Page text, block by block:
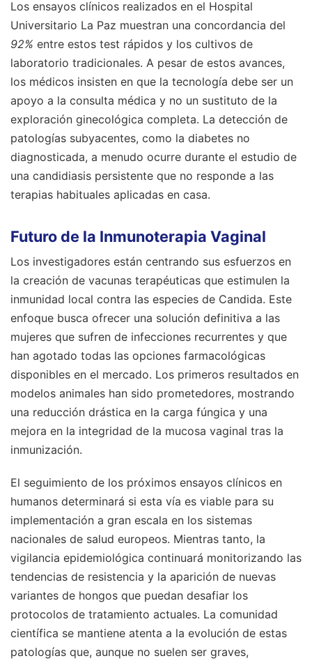
Los ensayos clínicos realizados en el Hospital
Universitario La Paz muestran una concordancia del
92% entre estos test rápidos y los cultivos de
laboratorio tradicionales. A pesar de estos avances,
los médicos insisten en que la tecnología debe ser un
apoyo a la consulta médica y no un sustituto de la
exploración ginecológica completa. La detección de
patologías subyacentes, como la diabetes no
diagnosticada, a menudo ocurre durante el estudio de
una candidiasis persistente que no responde a las
terapias habituales aplicadas en casa.
Futuro de la Inmunoterapia Vaginal
Los investigadores están centrando sus esfuerzos en
la creación de vacunas terapéuticas que estimulen la
inmunidad local contra las especies de Candida. Este
enfoque busca ofrecer una solución definitiva a las
mujeres que sufren de infecciones recurrentes y que
han agotado todas las opciones farmacológicas
disponibles en el mercado. Los primeros resultados en
modelos animales han sido prometedores, mostrando
una reducción drástica en la carga fúngica y una
mejora en la integridad de la mucosa vaginal tras la
inmunización.
El seguimiento de los próximos ensayos clínicos en
humanos determinará si esta vía es viable para su
implementación a gran escala en los sistemas
nacionales de salud europeos. Mientras tanto, la
vigilancia epidemiológica continuará monitorizando las
tendencias de resistencia y la aparición de nuevas
variantes de hongos que puedan desafiar los
protocolos de tratamiento actuales. La comunidad
científica se mantiene atenta a la evolución de estas
patologías que, aunque no suelen ser graves,